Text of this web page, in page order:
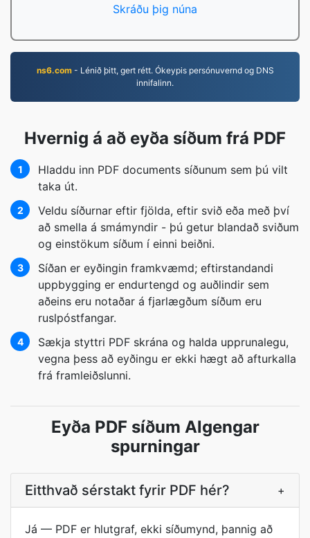
Skráðu þig núna
ns6.com- Lénið þitt, gert rétt. Ókeypis persónuvernd og DNS
innifalinn.
Hvernig á að eyða síðum frá PDF
1
Hladdu inn PDF documents síðunum sem þú vilt
taka út.
2
Veldu síðurnar eftir fjölda, eftir svið eða með því
að smella á smámyndir - þú getur blandað sviðum
og einstökum síðum í einni beiðni.
3
Síðan er eyðingin framkvæmd; eftirstandandi
uppbygging er endurtengd og auðlindir sem
aðeins eru notaðar á fjarlægðum síðum eru
ruslpóstfangar.
4
Sækja styttri PDF skrána og halda upprunalegu,
vegna þess að eyðingu er ekki hægt að afturkalla
frá framleiðslunni.
Eyða PDF síðum Algengar
spurningar
Eitthvað sérstakt fyrir PDF hér? +
Já — PDF er hlutgraf, ekki síðumynd, þannig að